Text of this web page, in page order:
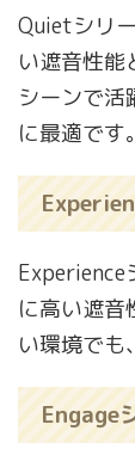
Quietシリー
い遮音性能
シーンで活
に最適です。
Experience
に高い遮音
い環境でも
Engage